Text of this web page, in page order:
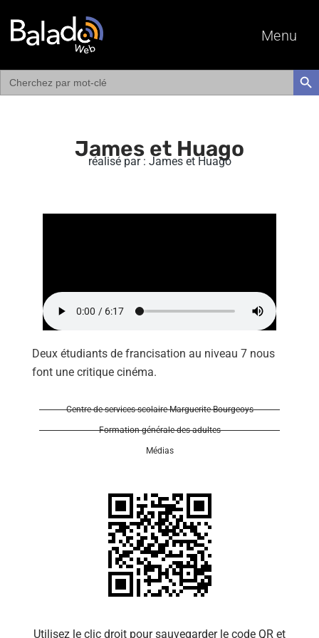
Menu
Search
for:
James et Huago
réalisé par : James et Huago
Deux étudiants de francisation au niveau 7 nous
font une critique cinéma.
Centre de services scolaire Marguerite-Bourgeoys
Formation générale des adultes
Médias
Utilisez le clic droit pour sauvegarder le code QR et